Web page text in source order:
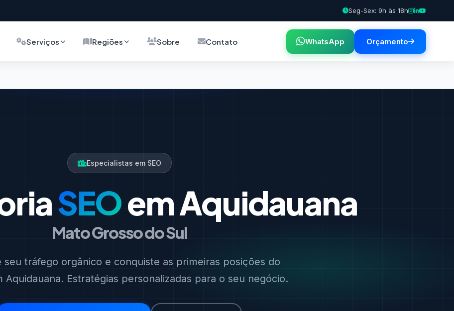
Seg-Sex: 9h às 18h
Serviços Regiões Sobre Contato WhatsApp Orçamento
Especialistas em SEO
SEOem Aquidauana
Mato Grosso do Sul
seu tráfego orgânico e conquiste as primeiras posições do
Aquidauana. Estratégias personalizadas para o seu negócio.